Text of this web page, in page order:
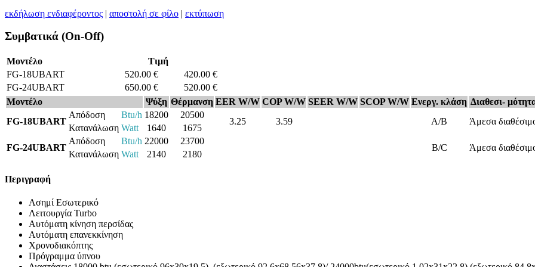
εκδήλωση ενδιαφέροντος | αποστολή σε φίλο | εκτύπωση
Συμβατικά (On-Off)
Μοντέλο
Τιμή
FG-18UBART
520.00 €
420.00 €
FG-24UBART
650.00 €
520.00 €
Μοντέλο
Ψύξη Θέρμανση EER W/W COP W/W SEER W/W SCOP W/W Ενεργ. κλάση Διαθεσι-
FG-18UBART
Απόδοση Btu/h 18200 20500
3.25 3.59 A/B Άμεσα
Κατανάλωση Watt 1640
1675
FG-24UBART
Απόδοση Btu/h 22000 23700
B/C Άμεσα
Κατανάλωση Watt 2140 2180
Περιγραφή
Ασημί Εσωτερικό
Λειτουργία Turbo
Αυτόματη κίνηση περσίδας
Αυτόματη επανεκκίνηση
Χρονοδιακόπτης
Πρόγραμμα ύπνου